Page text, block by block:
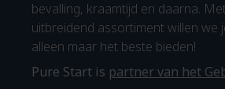
bevalling, kraamtijd en daarna.
uitbreidend assortiment willen we
alleen maar het beste bieden!
Pure Start is partner van het